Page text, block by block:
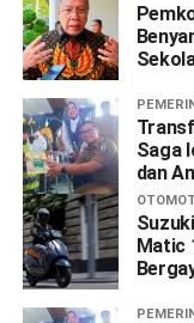
Saga
dan
Matic